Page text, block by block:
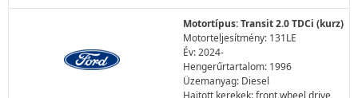
Motortípus: Transit 2.0 TDCi (kurz)
Motorteljesítmény: 131LE
Év: 2024-
Hengerűrtartalom: 1996
Üzemanyag: Diesel
Hajtott kerekek: front wheel drive